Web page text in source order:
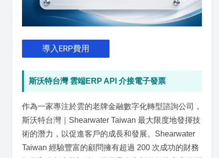
導入ERP費用
斯沃特台灣 雲端ERP API 介接電子發票
作為一家專注於雲的老牌金融數字化轉型諮詢公司，
斯沃特台灣｜Shearwater Taiwan 最大限度地發揮技
術的潛力，以促進客戶的成長和發展。Shearwater
Taiwan 經驗豐富的顧問擁有超過 200 次成功的財務